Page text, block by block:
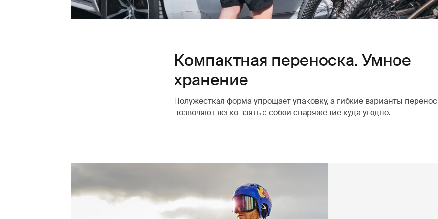
Компактная переноска. Умное
хранение
Полужесткая форма упрощает упаковку, а гибкие варианты
позволяют легко взять с собой снаряжение куда угодно.